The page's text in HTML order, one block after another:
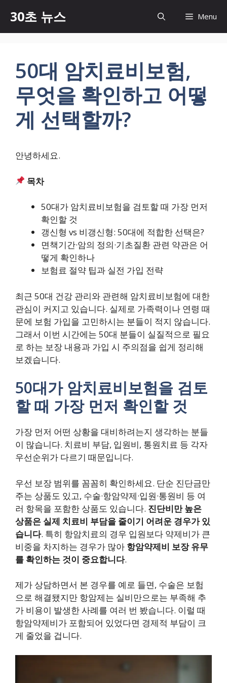
츠
30초 뉴스 Menu
50대 암치료비보험,
무엇을 확인하고 어떻
게 선택할까?
안녕하세요.
목차
50대가 암치료비보험을 검토할 때 가장 먼저
확인할 것
갱신형 vs 비갱신형: 50대에 적합한 선택은?
면책기간·암의 정의·기초질환 관련 약관은 어
떻게 확인하나
보험료 절약 팁과 실전 가입 전략
최근 50대 건강 관리와 관련해 암치료비보험에 대한
관심이 커지고 있습니다. 실제로 가족력이나 연령 때
문에 보험 가입을 고민하시는 분들이 적지 않습니다.
그래서 이번 시간에는 50대 분들이 실질적으로 필요
로 하는 보장 내용과 가입 시 주의점을 쉽게 정리해
보겠습니다.
50대가 암치료비보험을 검토
할 때 가장 먼저 확인할 것
가장 먼저 어떤 상황을 대비하려는지 생각하는 분들
이 많습니다. 치료비 부담, 입원비, 통원치료 등 각자
우선순위가 다르기 때문입니다.
우선 보장 범위를 꼼꼼히 확인하세요. 단순 진단금만
주는 상품도 있고, 수술·항암약제·입원·통원비 등 여
러 항목을 포함한 상품도 있습니다. 진단비만 높은
상품은 실제 치료비 부담을 줄이기 어려운 경우가 있
습니다. 특히 항암치료의 경우 입원보다 약제비가 큰
비중을 차지하는 경우가 많아 항암약제비 보장 유무
를 확인하는 것이 중요합니다.
제가 상담하면서 본 경우를 예로 들면, 수술은 보험
으로 해결됐지만 항암제는 실비만으로는 부족해 추
가 비용이 발생한 사례를 여러 번 봤습니다. 이럴 때
항암약제비가 포함되어 있었다면 경제적 부담이 크
게 줄었을 겁니다.